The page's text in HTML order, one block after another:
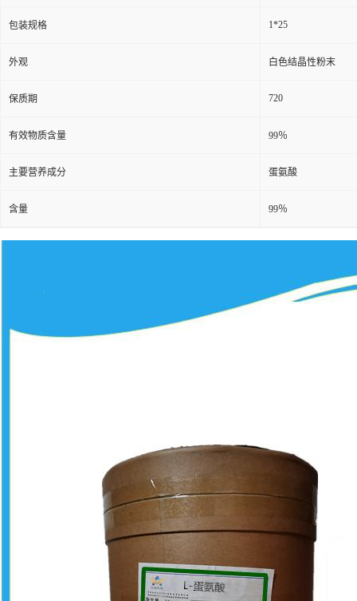
包装规格 1*25
外观 白色结晶性粉末
保质期 720
有效物质含量 99％
主要营养成分 蛋氨酸
含量 99％